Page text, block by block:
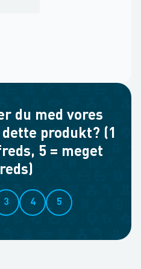
du med vores
produkt? (1
5 = meget
3 4 5